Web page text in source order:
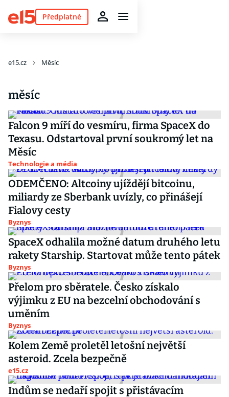
Předplatné
e15.cz Měsíc
měsíc
Falcon 9 míří do vesmíru, firma SpaceX do
Texasu. Odstartoval první soukromý let na
Měsíc
Technologie a média
ODEMČENO: Altcoiny ujíždějí bitcoinu,
miliardy ze Sberbank uvízly, co přinášejí
Fialovy cesty
Byznys
SpaceX odhalila možné datum druhého letu
rakety Starship. Startovat může tento pátek
Byznys
Přelom pro sběratele. Česko získalo
výjimku z EU na bezcelní obchodování s
uměním
Byznys
Kolem Země proletěl letošní největší
asteroid. Zcela bezpečně
e15.cz
Indům se nedaří spojit s přistávacím